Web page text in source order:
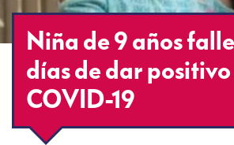
Niña de 9 años
días de dar positivo
COVID-19